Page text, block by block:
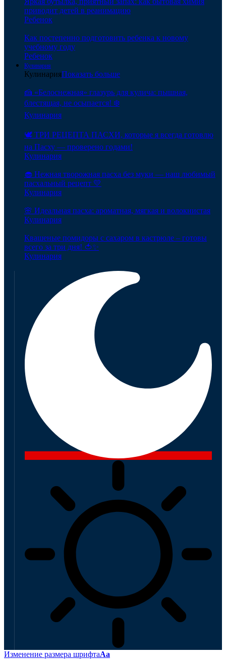
приводит детей в реанимацию
Ребенок
Как постепенно подготовить ребенка к новому
учебному году
Ребенок
Кулинария
КулинарияПоказать больше
🍰 «Белоснежная» глазурь для кулича: пышная,
блестящая, не осыпается! ❄️
Кулинария
🕊️ ТРИ РЕЦЕПТА ПАСХИ, которые я всегда готовлю
на Пасху — проверено годами!
Кулинария
🧁 Нежная творожная пасха без муки — наш любимый
пасхальный рецепт 💛
Кулинария
🌸 Идеальная пасха: ароматная, мягкая и волокнистая
Кулинария
Квашеные помидоры с сахаром в кастрюле – готовы
всего за три дня! 🍅✨
Кулинария
Изменение размера шрифтаАа